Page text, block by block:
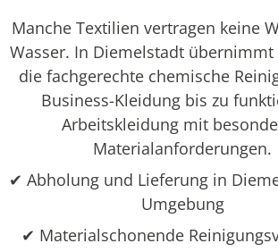
Manche Textilien vertragen keine
Wasser. In Diemelstadt übernimmt
die fachgerechte chemische
Business-Kleidung bis zu
Arbeitskleidung mit
Materialanforderungen.
✔ Abholung und Lieferung in
Umgebung
✔ Materialschonende